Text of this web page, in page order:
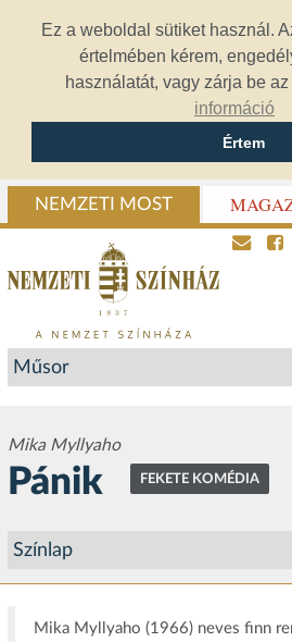
Ez a weboldal sütiket használ.
értelmében kérem,
használatát, vagy zárja be
információ
Értem
NEMZETI MOST
Mika Myllyaho
Pánik FEKETE KOMÉDIA
Mika Myllyaho (1966) neves finn